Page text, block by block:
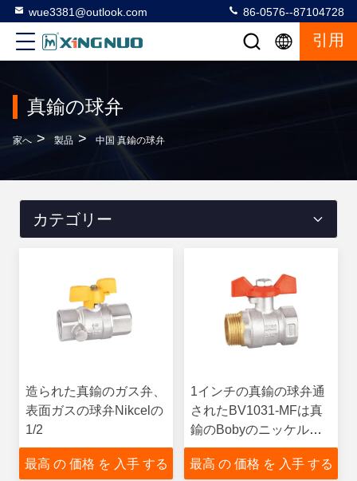
wue3381@outlook.com 86-0576--87104728
引用
真鍮の球弁
家へ > 製品 > 中国 真鍮の球弁
カテゴリー
造られた真鍮のガス弁、
表面ガスの球弁Nikcelの
1/2
最高 の 価格 を 入手 する
1インチの真鍮の球弁通
されたBV1031-MFは真
鍮のBobyのニッケルの
表面を造った
最高 の 価格 を 入手 する